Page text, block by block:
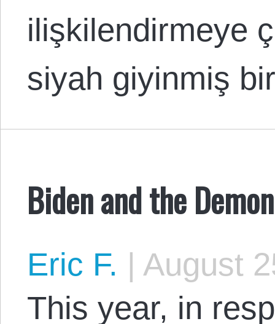
ilişkilendirmeye
siyah giyinmiş
Biden and the
Eric F. | August
This year, in